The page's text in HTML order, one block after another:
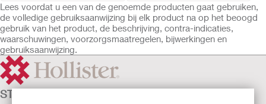
Lees voordat u een van de genoemde producten gaat gebruiken,
de volledige gebruiksaanwijzing bij elk product na op het beoogd
gebruik van het product, de beschrijving, contra-indicaties,
waarschuwingen, voorzorgsmaatregelen, bijwerkingen en
gebruiksaanwijzing.
STOMAZORG